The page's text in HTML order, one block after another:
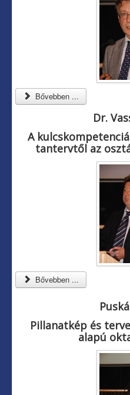
Bővebben ...
Dr.
A
tantervtől az
Bővebben ...
Pillanatkép és
alapú